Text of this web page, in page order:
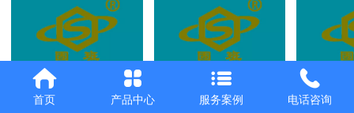
防松螺母- NS-02-
M27 10级
防松螺母- NS-05-
M27 10级
防松螺
M27 10
首页 产品中心 服务案例 电话咨询